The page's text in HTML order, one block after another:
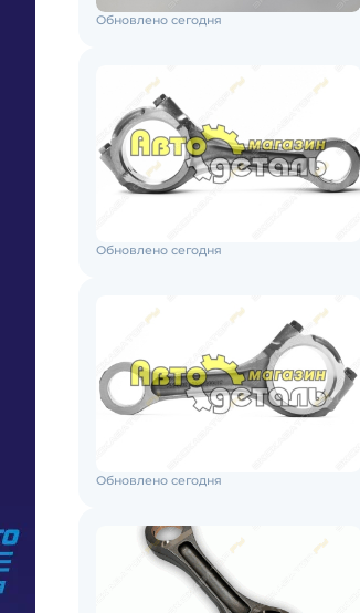
Обновлено сегодня
Обновлено сегодня
Обновлено сегодня